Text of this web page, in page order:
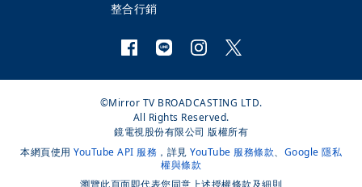
整合行銷
©Mirror TV BROADCASTING LTD.
All Rights Reserved.
鏡電視股份有限公司 版權所有
本網頁使用 YouTube API 服務 ，詳見 YouTube 服務條款、 Google 隱私
權與條款
瀏覽此頁面即代表您同意上述授權條款及細則